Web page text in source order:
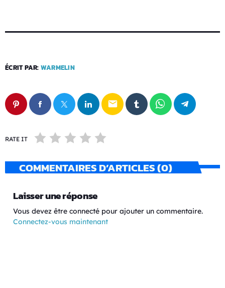
ÉCRIT PAR: WARMELIN
email
RATE IT
COMMENTAIRES D’ARTICLES (0)
Laisser une réponse
Vous devez être connecté pour ajouter un commentaire.
Connectez-vous maintenant